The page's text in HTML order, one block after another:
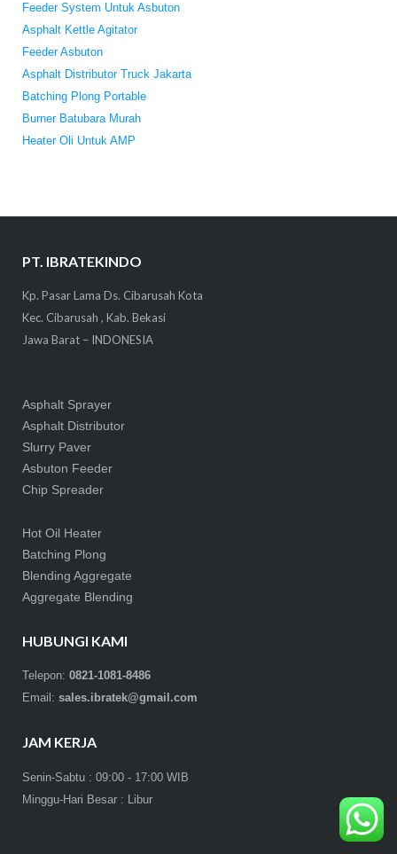
Feeder System Untuk Asbuton
Asphalt Kettle Agitator
Feeder Asbuton
Asphalt Distributor Truck Jakarta
Batching Plong Portable
Burner Batubara Murah
Heater Oli Untuk AMP
PT. IBRATEKINDO
Kp. Pasar Lama Ds. Cibarusah Kota
Kec. Cibarusah , Kab. Bekasi
Jawa Barat – INDONESIA
Asphalt Sprayer
Asphalt Distributor
Slurry Paver
Asbuton Feeder
Chip Spreader
Hot Oil Heater
Batching Plong
Blending Aggregate
Aggregate Blending
HUBUNGI KAMI
Telepon: 0821-1081-8486
Email: sales.ibratek@gmail.com
JAM KERJA
Senin-Sabtu : 09:00 - 17:00 WIB
Minggu-Hari Besar : Libur